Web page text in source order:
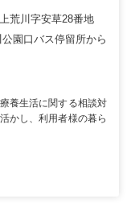
荒川字安草28番地
園口バス停留所から
養生活に関する相談対
かし、利用者様の暮ら